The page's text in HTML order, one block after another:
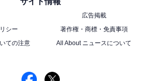
広告掲載
シー
著作権・商標・免責事項
ての注意
All About ニュースについて